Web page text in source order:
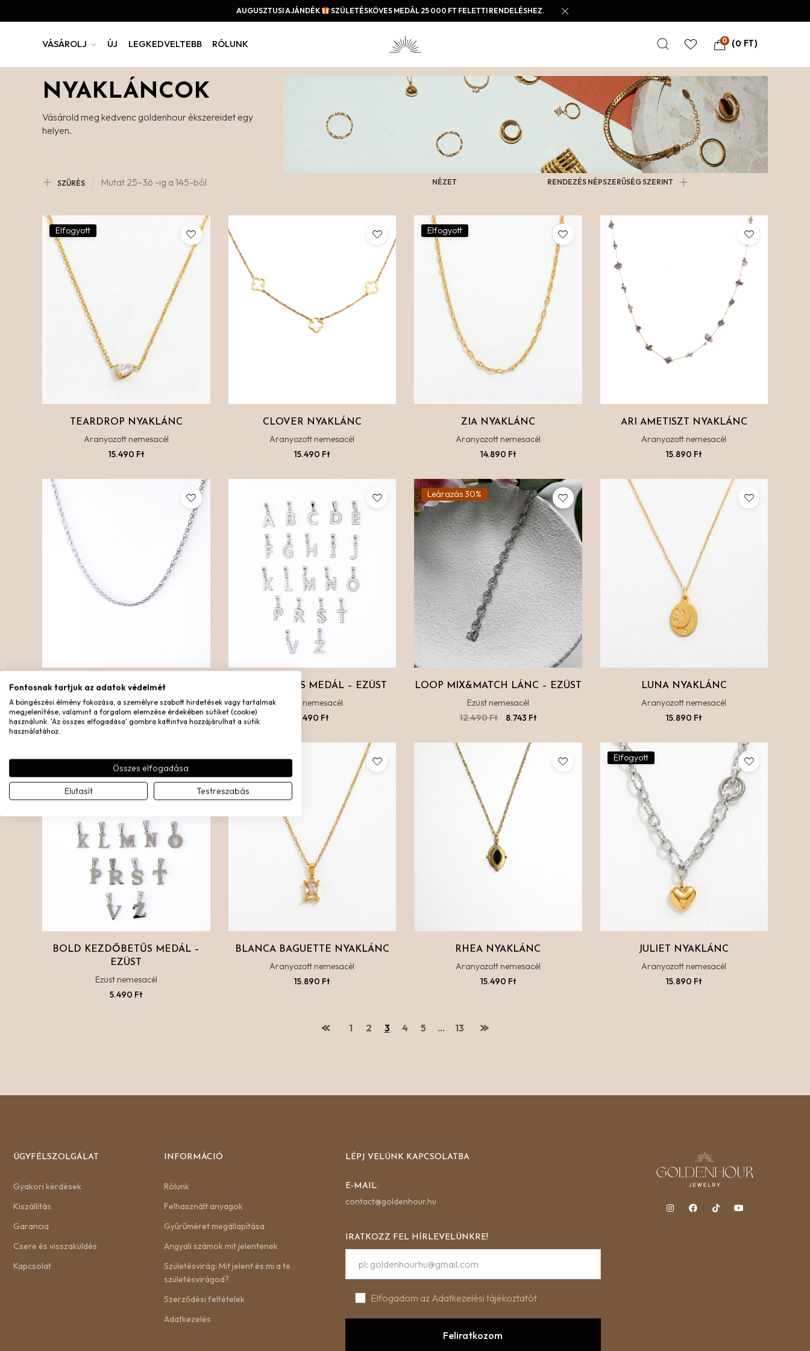
AUGUSZTUSI AJÁNDÉK SZÜLETÉSKÖVES MEDÁL 25 000 FT FELETTI RENDELÉSHEZ.
VÁSÁROLJ ÚJ LEGKEDVELTEBB RÓLUNK 0 (0 FT )
NYAKLÁNCOK
Vásárold meg kedvenc goldenhour ékszereidet egy
helyen.
SZŰRÉS Mutat 25–36 -ig a 145-ból NÉZET RENDEZÉS NÉPSZERŰSÉG SZERINT
Elfogyott
TEARDROP NYAKLÁNC
Aranyozott nemesacél
15.490 Ft
CLOVER NYAKLÁNC
Aranyozott nemesacél
15.490 Ft
Elfogyott
ZIA NYAKLÁNC
Aranyozott nemesacél
14.890 Ft
ARI AMETISZT NYAKLÁNC
Aranyozott nemesacél
15.890 Ft
EGYEDI LÁNC – PLAIN – EZÜST
Ezüst nemesacél
14.490Ft
KEZDŐBETŰS MEDÁL – EZÜST
Ezüst nemesacél
5.490 Ft
Leárazás 30%
LOOP MIX&MATCH LÁNC – EZÜST
Ezüst nemesacél
12.490Ft 8.743 Ft
LUNA NYAKLÁNC
Aranyozott nemesacél
15.890 Ft
BOLD KEZDŐBETŰS MEDÁL –
EZÜST
Ezüst nemesacél
5.490 Ft
BLANCA BAGUETTE NYAKLÁNC
Aranyozott nemesacél
15.890 Ft
RHEA NYAKLÁNC
Aranyozott nemesacél
15.490 Ft
Elfogyott
JULIET NYAKLÁNC
Aranyozott nemesacél
15.890 Ft
1 2 3 4 5 … 13
ÜGYFÉLSZOLGÁLAT
Gyakori kérdések
Kiszállítás
Garancia
Csere és visszaküldés
Kapcsolat
INFORMÁCIÓ
Rólunk
Felhasznált anyagok
Gyűrűméret megállapítása
Angyali számok mit jelentenek
Születésvirág: Mit jelent és mi a te
születésvirágod?
Szerződési feltételek
Adatkezelés
LÉPJ VELÜNK KAPCSOLATBA
E-MAIL:
contact@goldenhour.hu
IRATKOZZ FEL HÍRLEVELÜNKRE!
Elfogadom az Adatkezelési tájékoztatót.
Fontosnak tartjuk az adatok védelmét
A böngészési élmény fokozása, a személyre szabott hirdetések vagy tartalmak
megjelenítése, valamint a forgalom elemzése érdekében sütiket (cookie)
használunk. 'Az összes elfogadása' gombra kattintva hozzájárulhat a sütik
használatához.
Összes elfogadása
Elutasít Testreszabás